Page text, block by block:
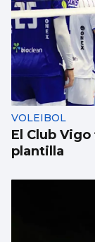
La dieta de
esperanza
VOLEIBOL
El Club
plantilla